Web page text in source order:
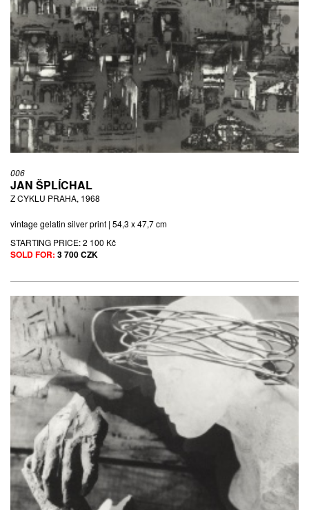
006
JAN ŠPLÍCHAL
Z CYKLU PRAHA, 1968
vintage gelatin silver print | 54,3 x 47,7 cm
STARTING PRICE:2 100 Kč
SOLD FOR: 3 700 CZK